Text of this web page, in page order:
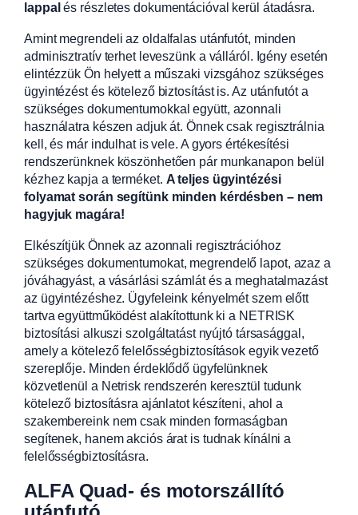
lappal és részletes dokumentációval kerül átadásra.
Amint megrendeli az oldalfalas utánfutót, minden
adminisztratív terhet leveszünk a válláról. Igény esetén
elintézzük Ön helyett a műszaki vizsgához szükséges
ügyintézést és kötelező biztosítást is. Az utánfutót a
szükséges dokumentumokkal együtt, azonnali
használatra készen adjuk át. Önnek csak regisztrálnia
kell, és már indulhat is vele. A gyors értékesítési
rendszerünknek köszönhetően pár munkanapon belül
kézhez kapja a terméket. A teljes ügyintézési
folyamat során segítünk minden kérdésben – nem
hagyjuk magára!
Elkészítjük Önnek az azonnali regisztrációhoz
szükséges dokumentumokat, megrendelő lapot, azaz a
jóváhagyást, a vásárlási számlát és a meghatalmazást
az ügyintézéshez. Ügyfeleink kényelmét szem előtt
tartva együttműködést alakítottunk ki a NETRISK
biztosítási alkuszi szolgáltatást nyújtó társasággal,
amely a kötelező felelősségbiztosítások egyik vezető
szereplője. Minden érdeklődő ügyfelünknek
közvetlenül a Netrisk rendszerén keresztül tudunk
kötelező biztosításra ajánlatot készíteni, ahol a
szakembereink nem csak minden formaságban
segítenek, hanem akciós árat is tudnak kínálni a
felelősségbiztosításra.
ALFA Quad- és motorszállító